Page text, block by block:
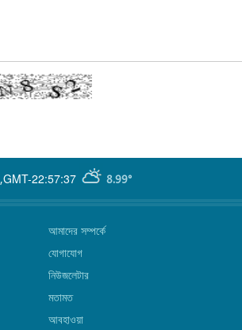
GMT-22:57:37 8.99°
,
আমাদের সম্পর্কে
যোগাযোগ
নিউজলেটার
মতামত
আবহাওয়া